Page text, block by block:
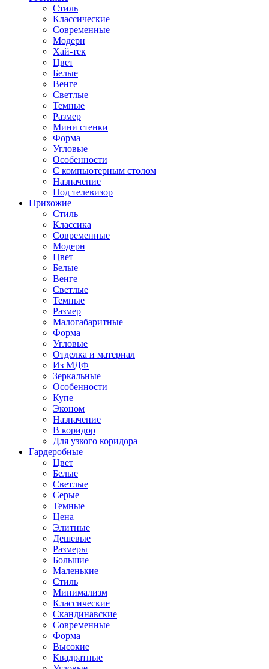
Стиль
Классические
Современные
Модерн
Хай-тек
Цвет
Белые
Венге
Светлые
Темные
Размер
Мини стенки
Форма
Угловые
Особенности
С компьютерным столом
Назначение
Под телевизор
Прихожие
Стиль
Классика
Современные
Модерн
Цвет
Белые
Венге
Светлые
Темные
Размер
Малогабаритные
Форма
Угловые
Отделка и материал
Из МДФ
Зеркальные
Особенности
Купе
Эконом
Назначение
В коридор
Для узкого коридора
Гардеробные
Цвет
Белые
Светлые
Серые
Темные
Цена
Элитные
Дешевые
Размеры
Большие
Маленькие
Стиль
Минимализм
Классические
Скандинавские
Современные
Форма
Высокие
Квадратные